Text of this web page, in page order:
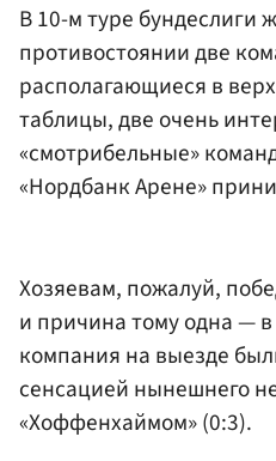
В 10-м туре бундеслиги
противостоянии две
располагающиеся в
таблицы, две очень
«смотрибельные»
«Нордбанк Арене»
Хозяевам, пожалуй,
и причина тому одна —
компания на выезде
сенсацией нынешнего
«Хоффенхаймом» (0:3).